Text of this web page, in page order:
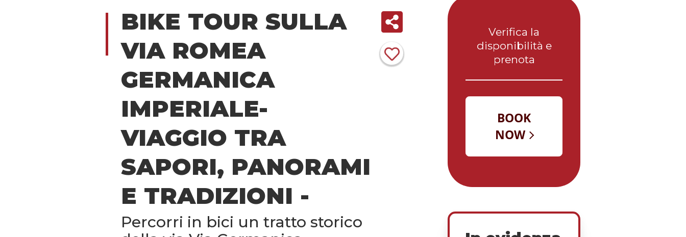
BIKE TOUR SULLA
VIA ROMEA
GERMANICA
IMPERIALE-
VIAGGIO TRA
SAPORI, PANORAMI
E TRADIZIONI -
Percorri in bici un tratto storico
Verifica la
disponibilità e
prenota